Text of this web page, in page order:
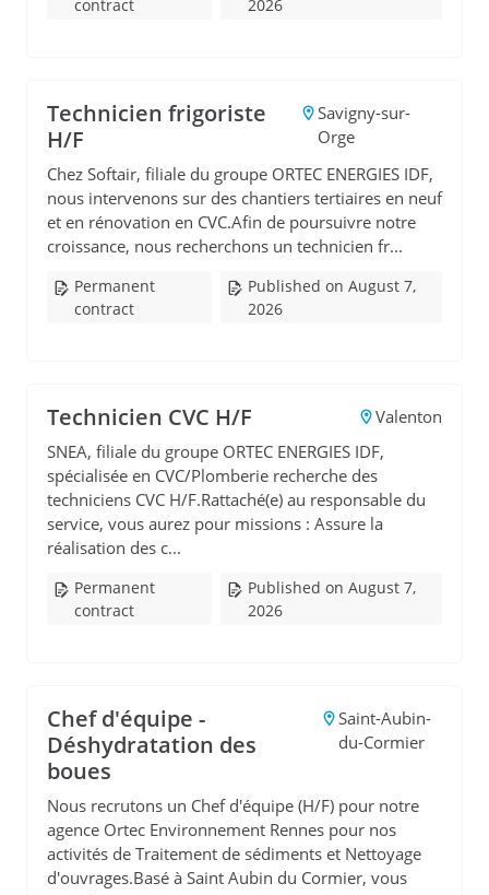
contract
2026
Technicien frigoriste
H/F
Savigny-sur-
Orge
Chez Softair, filiale du groupe ORTEC ENERGIES IDF,
nous intervenons sur des chantiers tertiaires en neuf
et en rénovation en CVC.Afin de poursuivre notre
croissance, nous recherchons un technicien fr...
Permanent
contract
Published on August 7,
2026
Technicien CVC H/F
Valenton
SNEA, filiale du groupe ORTEC ENERGIES IDF,
spécialisée en CVC/Plomberie recherche des
techniciens CVC H/F.Rattaché(e) au responsable du
service, vous aurez pour missions : Assure la
réalisation des c...
Permanent
contract
Published on August 7,
2026
Chef d'équipe -
Déshydratation des
boues
Saint-Aubin-
du-Cormier
Nous recrutons un Chef d'équipe (H/F) pour notre
agence Ortec Environnement Rennes pour nos
activités de Traitement de sédiments et Nettoyage
d'ouvrages.Basé à Saint Aubin du Cormier, vous